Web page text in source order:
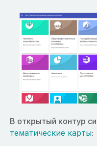
В открытый контур
тематические карты: